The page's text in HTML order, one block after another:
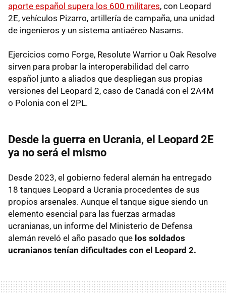
aporte español supera los 600 militares, con Leopard
2E, vehículos Pizarro, artillería de campaña, una unidad
de ingenieros y un sistema antiaéreo Nasams.
Ejercicios como Forge, Resolute Warrior u Oak Resolve
sirven para probar la interoperabilidad del carro
español junto a aliados que despliegan sus propias
versiones del Leopard 2, caso de Canadá con el 2A4M
o Polonia con el 2PL.
Desde la guerra en Ucrania, el Leopard 2E
ya no será el mismo
Desde 2023, el gobierno federal alemán ha entregado
18 tanques Leopard a Ucrania procedentes de sus
propios arsenales. Aunque el tanque sigue siendo un
elemento esencial para las fuerzas armadas
ucranianas, un informe del Ministerio de Defensa
alemán reveló el año pasado que los soldados
ucranianos tenían dificultades con el Leopard 2.